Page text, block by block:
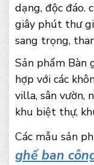
dạng, độc đáo.
giây phút thư
sang trọng,
Sản phẩm Bàn
hợp với các
villa, sân vườn,
khu biệt thự,
Các mẫu sản
ghế ban